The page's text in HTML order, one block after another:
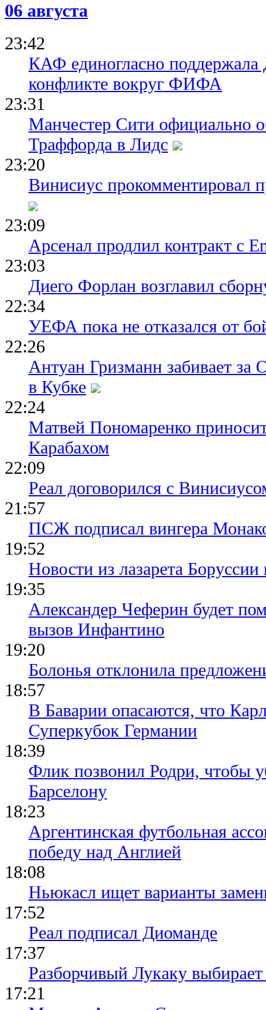
06 августа
23:42
КАФ единогласно
конфликте вокруг ФИФА
23:31
Манчестер Сити официально
Траффорда в Лидс
23:20
Винисиус прокомментировал
23:09
Арсенал продлил контракт с
23:03
Диего Форлан возглавил
22:34
УЕФА пока не отказался от
22:26
Антуан Гризманн забивает за
в Кубке
22:24
Матвей Пономаренко
Карабахом
22:09
Реал договорился с
21:57
ПСЖ подписал вингера
19:52
Новости из лазарета
19:35
Александер Чеферин будет
вызов Инфантино
19:20
Болонья отклонила
18:57
В Баварии опасаются, что
Суперкубок Германии
18:39
Флик позвонил Родри, чтобы
Барселону
18:23
Аргентинская футбольная
победу над Англией
18:08
Ньюкасл ищет варианты
17:52
Реал подписал Диоманде
17:37
Разборчивый Лукаку
17:21